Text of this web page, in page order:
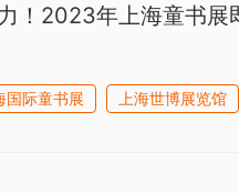
！2023年上海童书展
国际童书展 上海世博展览馆